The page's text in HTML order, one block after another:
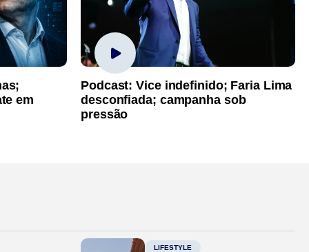
em
Podcast: Vice indefinido; Faria Lima
desconfiada; campanha sob
pressão
LIFESTYLE